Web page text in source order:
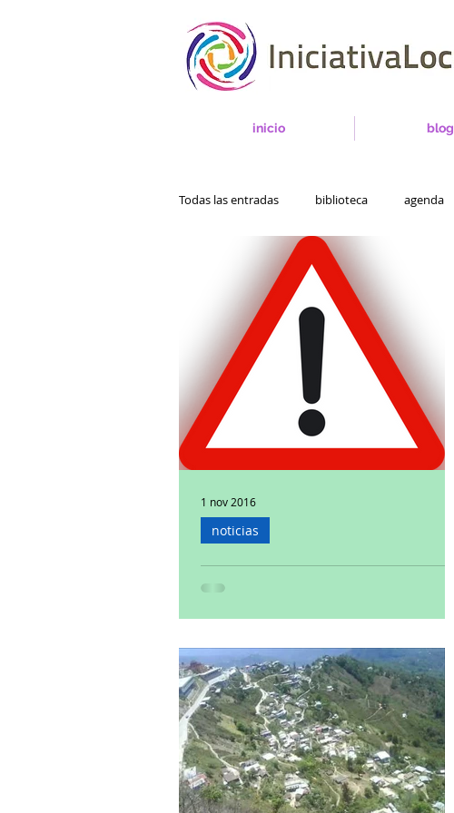
inicio blog
Todas las entradas biblioteca agenda
Violenta Congreso de Veracruz
autonomía municipal
La LXIII Legislatura del Estado de Veracruz
establecer que los caseríos (comunidades con...
noticias
1 nov 2016